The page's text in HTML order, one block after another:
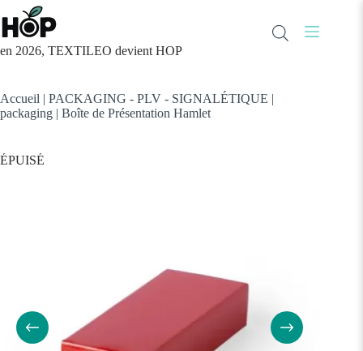
Passer
au
contenu
en 2026, TEXTILEO devient HOP
Accueil | PACKAGING - PLV - SIGNALÉTIQUE |
packaging | Boîte de Présentation Hamlet
ÉPUISÉ